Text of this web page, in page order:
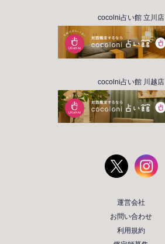
cocolni占い館 立川店
cocolni占い館 川越店
運営会社
お問い合わせ
利用規約